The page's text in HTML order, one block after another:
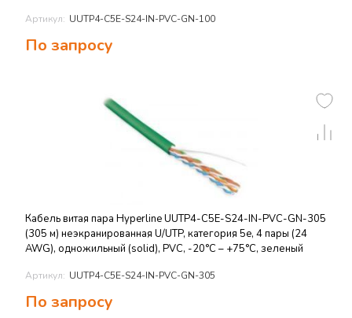
Артикул: UUTP4-C5E-S24-IN-PVC-GN-100
По запросу
Кабель витая пара Hyperline UUTP4-C5E-S24-IN-PVC-GN-305
(305 м) неэкранированная U/UTP, категория 5e, 4 пары (24
AWG), одножильный (solid), PVC, -20°C – +75°C, зеленый
Артикул: UUTP4-C5E-S24-IN-PVC-GN-305
По запросу